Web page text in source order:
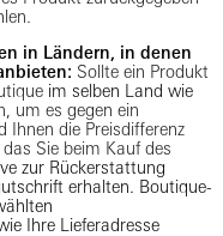
in Ländern, in denen
Sollte ein Produkt
im selben Land wie
um es gegen ein
Ihnen die Preisdifferenz
Sie beim Kauf des
zur Rückerstattung
erhalten. Boutique-
Ihre Lieferadresse